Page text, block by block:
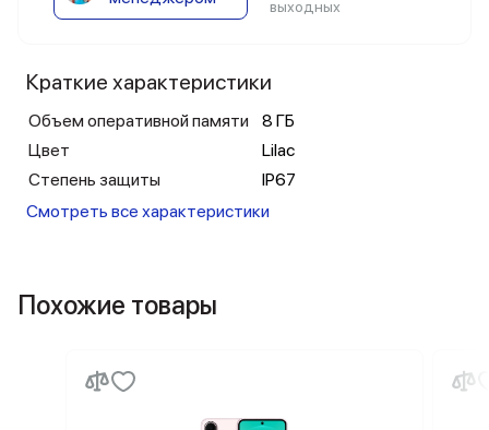
выходных
Краткие характеристики
Объем оперативной памяти
8 ГБ
Цвет
Lilac
Степень защиты
IP67
Смотреть все характеристики
Похожие товары